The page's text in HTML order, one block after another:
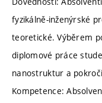
fyzikálně-inženýrské
teoretické. Výběrem
diplomové práce
nanostruktur a
Kompetence: